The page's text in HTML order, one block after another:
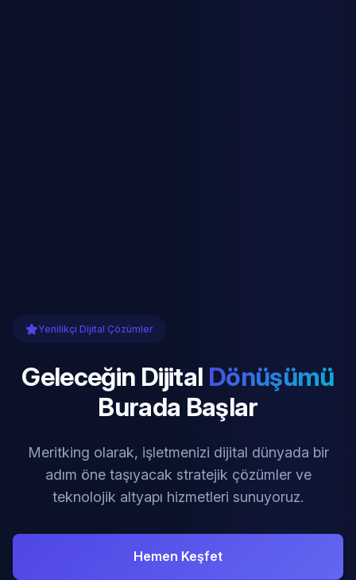
Yenilikçi Dijital Çözümler
Geleceğin Dijital Dönüşümü
Burada Başlar
Meritking olarak, işletmenizi dijital dünyada bir
adım öne taşıyacak stratejik çözümler ve
teknolojik altyapı hizmetleri sunuyoruz.
Hemen Keşfet